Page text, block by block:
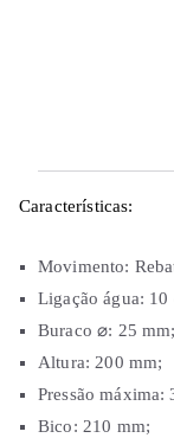
Características:
Movimento:
Ligação água: 10
Buraco ⌀: 25 mm;
Altura: 200 mm;
Pressão máxima:
Bico: 210 mm;